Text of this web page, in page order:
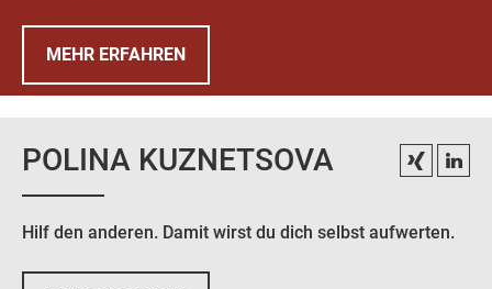
MEHR ERFAHREN
POLINA KUZNETSOVA
Hilf den anderen. Damit wirst du dich selbst aufwerten.